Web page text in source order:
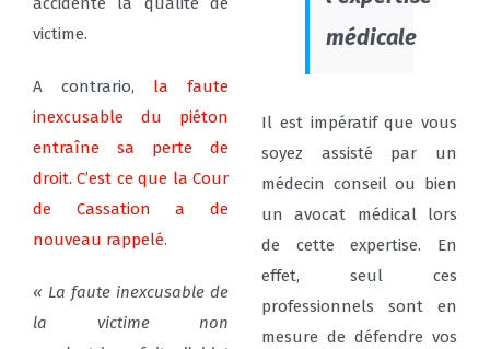
victime.
A contrario, la faute
inexcusable du piéton
entraîne sa perte de
droit. C’est ce que la Cour
de Cassation a de
nouveau rappelé.
« La faute inexcusable de
la victime non
médicale
Il est impératif que vous
soyez assisté par un
médecin conseil ou bien
un avocat médical lors
de cette expertise. En
effet, seul ces
professionnels sont en
mesure de défendre vos